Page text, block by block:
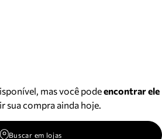
mas você podeencontrar ele
sua compra ainda hoje.
Buscar em lojas